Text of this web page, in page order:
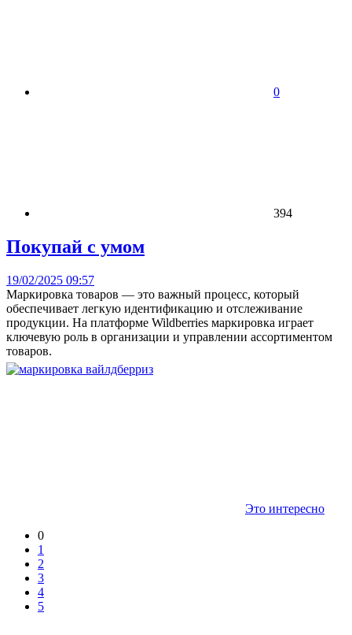
0
394
Покупай с умом
19/02/2025 09:57
Маркировка товаров — это важный процесс, который
обеспечивает легкую идентификацию и отслеживание
продукции. На платформе Wildberries маркировка играет
ключевую роль в организации и управлении ассортиментом
товаров.
Это интересно
0
1
2
3
4
5